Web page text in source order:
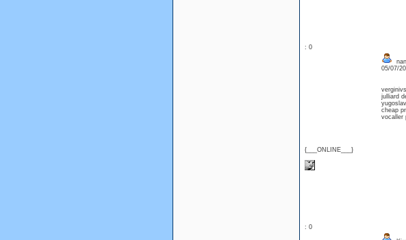
: 0
{___ONLINE___}
05/07/
julliard
cheap
vocaller
: 0